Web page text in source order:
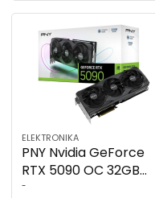
ELEKTRONIKA
PNY Nvidia GeForce
RTX 5090 OC 32GB
GDDR7 videókártya
-